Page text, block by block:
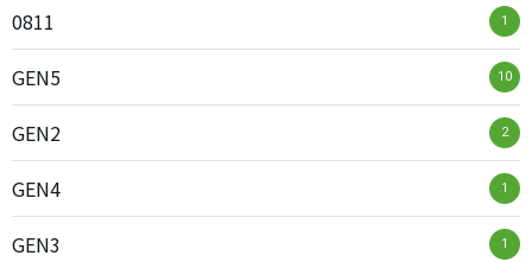
0811 1
GEN5 10
GEN2 2
GEN4 1
GEN3 1